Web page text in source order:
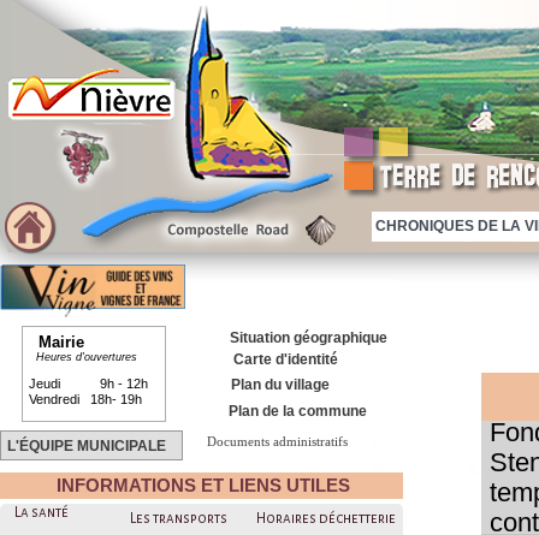
L'ÉQUIPE MUNICIPALE
Les transports
Horaires déchetterie
La santé
Documents administratifs
Mairie
Heures d'ouvertures
Jeudi 9h - 12h
Vendredi 18h- 19h
INFORMATIONS ET LIENS UTILES
Plan de la commune
Plan du village
Carte d'identité
Situation géographique
CHRONIQUES DE LA